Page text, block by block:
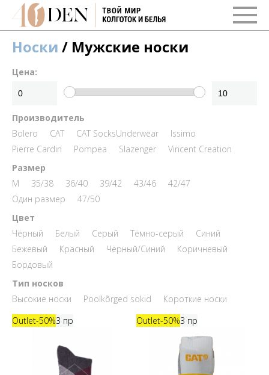
Носки / Мужские носки
Цена:
Производитель
Bolero
CAT CAT SocksUnderwear
Issimo
Pierre Cardin
Pompea Slazenger
Vincent Creation
Размер
M
35/38 36/40 39/42 43/46
42/47
Один размер
47/50
Цвет
Чёрный
Белый Серый Тёмно-серый
Синий
Бежевый
Красный Чёрный/Синий
Коричневый
Бордовый
Тип носков
Высокие носки
Poolkõrged sokid
Короткие носки
Outlet-50%3 пр Outlet-50%3 пр